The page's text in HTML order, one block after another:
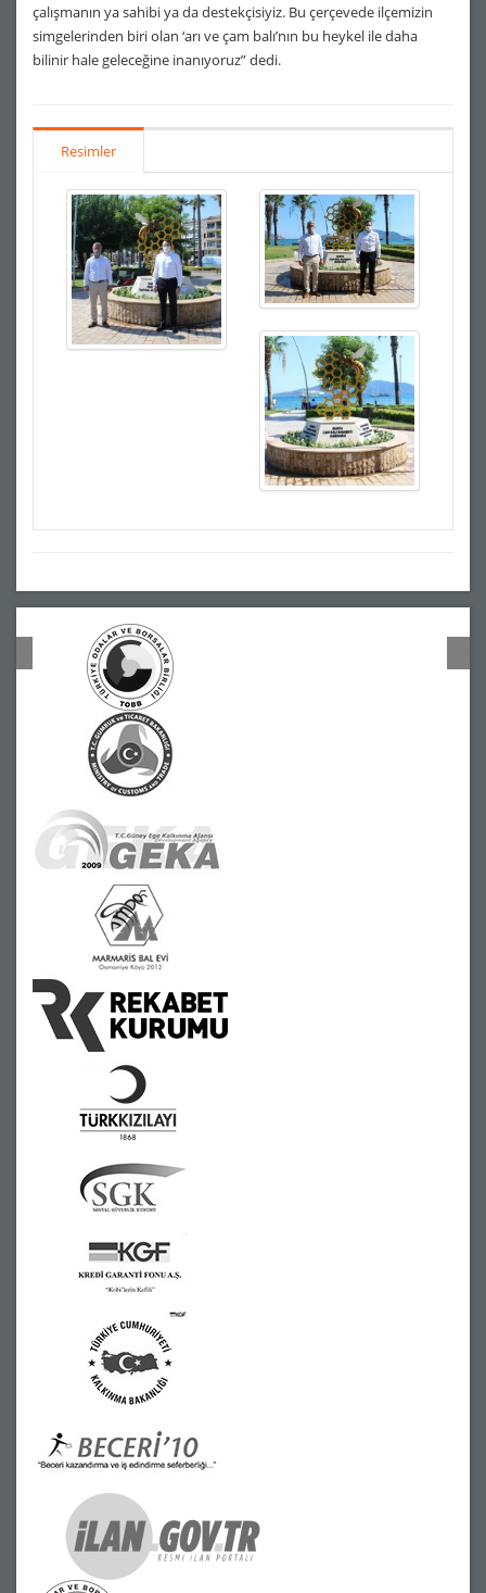
çalışmanın ya sahibi ya da destekçisiyiz. Bu çerçevede ilçemizin
simgelerinden biri olan ‘arı ve çam balı’nın bu heykel ile daha
bilinir hale geleceğine inanıyoruz” dedi.
Resimler